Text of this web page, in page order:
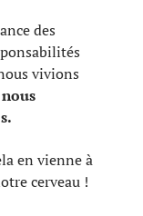
des
vivions
en vienne à
cerveau !